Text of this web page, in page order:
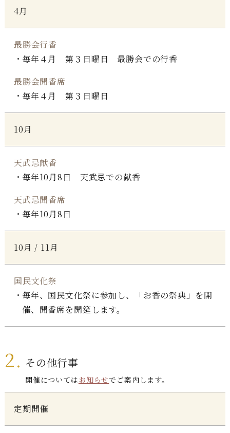
4月
最勝会行香
毎年４月 第３日曜日 最勝会での行香
最勝会聞香席
毎年４月 第３日曜日
10月
天武忌献香
毎年10月8日 天武忌での献香
天武忌聞香席
毎年10月8日
10月 / 11月
国民文化祭
毎年、国民文化祭に参加し、「お香の祭典」を開
催、聞香席を開筵します。
2. その他行事
開催についてはお知らせでご案内します。
定期開催